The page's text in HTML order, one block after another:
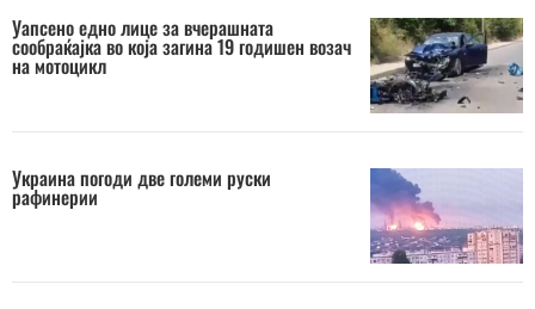
Уапсено едно лице за вчерашната
сообраќајка во која загина 19 годишен возач
на мотоцикл
Украина погоди две големи руски
рафинерии